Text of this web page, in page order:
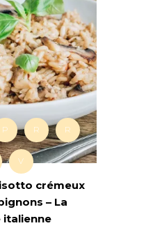
P R R
V
crémeux
– La
italienne